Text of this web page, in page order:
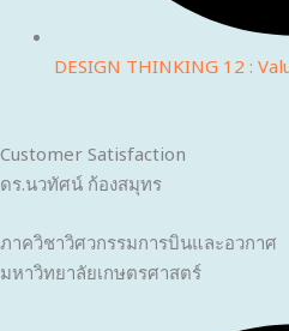
DESIGN THINKING 12 :
Customer Satisfaction
ดร.นวทัศน์ ก้องสมุทร
ภาควิชาวิศวกรรมการบินและอวกาศ
มหาวิทยาลัยเกษตรศาสตร์